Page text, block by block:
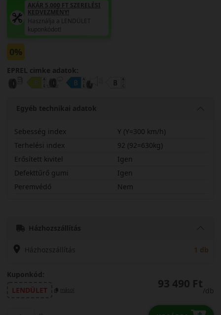
AKÁR 5.000 FT SZERELÉSI
KEDVEZMÉNY!
Használja a LENDÜLET
kuponkódot!
0%
EPREL cimke adatok:
Egyéb technikai adatok
Sebesség index
Y (Y=300 km/h)
Terhelési index
92 (92=630kg)
Erősített kivitel
Igen
Defekttűrő gumi
Igen
Peremvédő
Nem
Házhozszállítás
Házhozszállítás 1 db
Kuponkód:
LENDÜLET
másol 93 490 Ft
/db